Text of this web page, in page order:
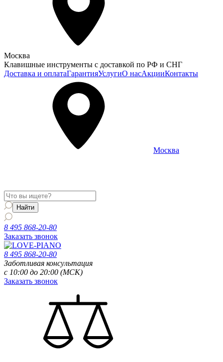
Москва
Клавишные инструменты с доставкой по РФ и СНГ
Доставка и оплатаГарантияУслугиО насАкцииКонтакты
Москва
8 495 868-20-80
Заказать звонок
8 495 868-20-80
Заботливая консультация
с 10:00 до 20:00 (МСК)
Заказать звонок